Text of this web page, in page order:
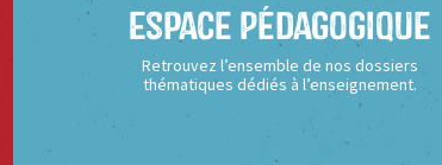
Espace Pédagogique
Retrouvez l’ensemble de nos dossiers
thématiques dédiés à l’enseignement.